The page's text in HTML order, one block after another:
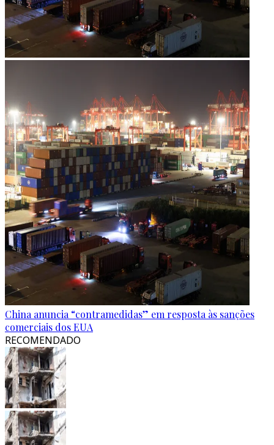
China anuncia “contramedidas” em resposta às sanções
comerciais dos EUA
RECOMENDADO